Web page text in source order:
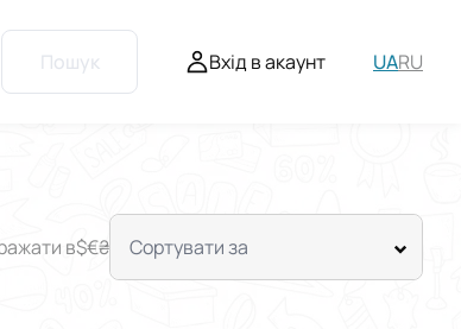
Пошук Вхід в акаунт UARU
в$€₴ Сортувати за